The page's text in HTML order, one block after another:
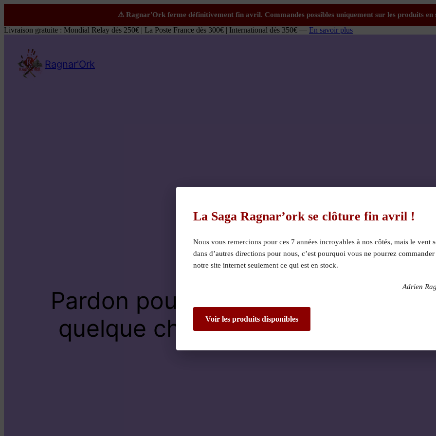
Livraison gratuite : Mondial Relay dès 250€ | La Poste France dès 300€ | International dès 350€ — En savoir plus
Ragnar'Ork
Pardon pour le dérangement !
quelque chose de fantastique –
La Saga Ragnar’ork se clôture fin avril !
Nous vous remercions pour ces 7 années incroyables à nos côtés, mais le vent
dans d’autres directions pour nous, c’est pourquoi vous ne pourrez
notre site internet seulement ce qui est en stock.
Adrien
Voir les produits disponibles